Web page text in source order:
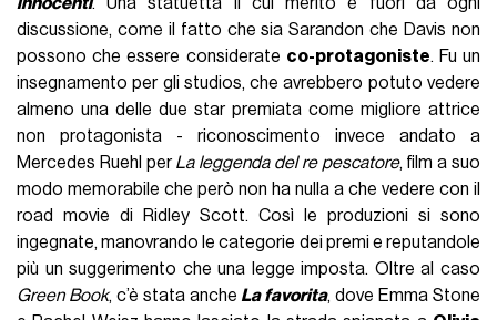
discussione, come il fatto che sia Sarandon che Davis non
possono che essere considerate co-protagoniste. Fu un
insegnamento per gli studios, che avrebbero potuto vedere
almeno una delle due star premiata come migliore attrice
non protagonista - riconoscimento invece andato a
Mercedes Ruehl perLa leggenda del re pescatore, film a suo
modo memorabile che però non ha nulla a che vedere con il
road movie di Ridley Scott. Così le produzioni si sono
ingegnate, manovrando le categorie dei premi e reputandole
più un suggerimento che una legge imposta. Oltre al caso
Green Book, c’è stata anche La favorita, dove Emma Stone